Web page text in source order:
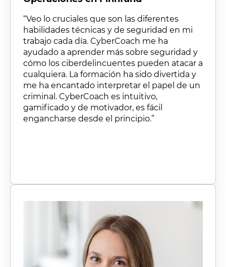
“Veo lo cruciales que son las diferentes
habilidades técnicas y de seguridad en mi
trabajo cada día. CyberCoach me ha
ayudado a aprender más sobre seguridad y
cómo los ciberdelincuentes pueden atacar a
cualquiera. La formación ha sido divertida y
me ha encantado interpretar el papel de un
criminal. CyberCoach es intuitivo,
gamificado y de motivador, es fácil
engancharse desde el principio.”